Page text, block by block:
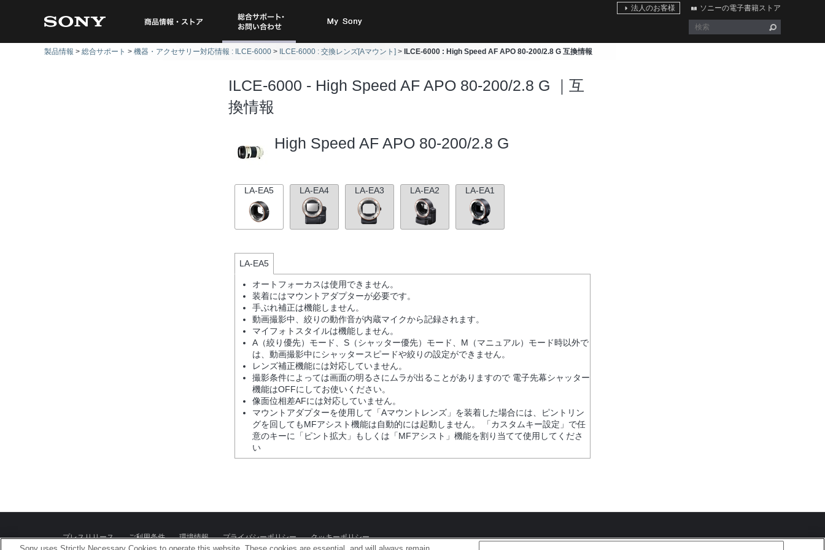
商品情報・ストア
総合サポート・お
My Sony
法人のお客様 ソニーの電子書籍ストア
製品情報 総合サポート 機器・アクセサリー対応情報 : ILCE-6000 ILCE-6000 : 交換レンズ[Aマウント] ILCE-6000 : High Speed AF APO 80-200/2.8 G 互換情報
ILCE-6000 - High Speed AF APO 80-200/2.8 G ｜互
換情報
High Speed AF APO 80-200/2.8 G
LA-EA5 LA-EA4 LA-EA3 LA-EA2 LA-EA1
LA-EA5
オートフォーカスは使用できません。
装着にはマウントアダプターが必要です。
手ぶれ補正は機能しません。
動画撮影中、絞りの動作音が内蔵マイクから記録されます。
マイフォトスタイルは機能しません。
A（絞り優先）モード、S（シャッター優先）モード、M（マニュアル）モード時以外で
は、動画撮影中にシャッタースピードや絞りの設定ができません。
レンズ補正機能には対応していません。
撮影条件によっては画面の明るさにムラが出ることがありますので 電子先幕シャッター
機能はOFFにしてお使いください。
像面位相差AFには対応していません。
マウントアダプターを使用して「Aマウントレンズ」を装着した場合には、ピントリン
グを回してもMFアシスト機能は自動的には起動しません。 「カスタムキー設定」で任
意のキーに「ピント拡大」もしくは「MFアシスト」機能を割り当てて使用してくださ
い
プレスリリース ご利用条件 環境情報 プライバシーポリシー クッキーポリシー